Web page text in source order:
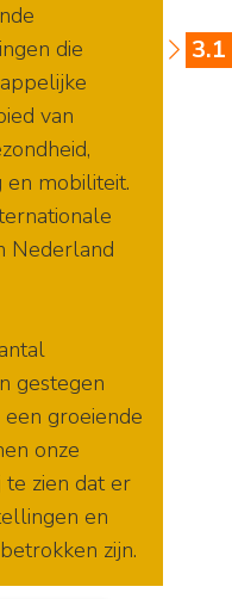
3.1
die
van
en mobiliteit.
Nederland
gestegen
groeiende
onze
zien dat er
en
zijn.